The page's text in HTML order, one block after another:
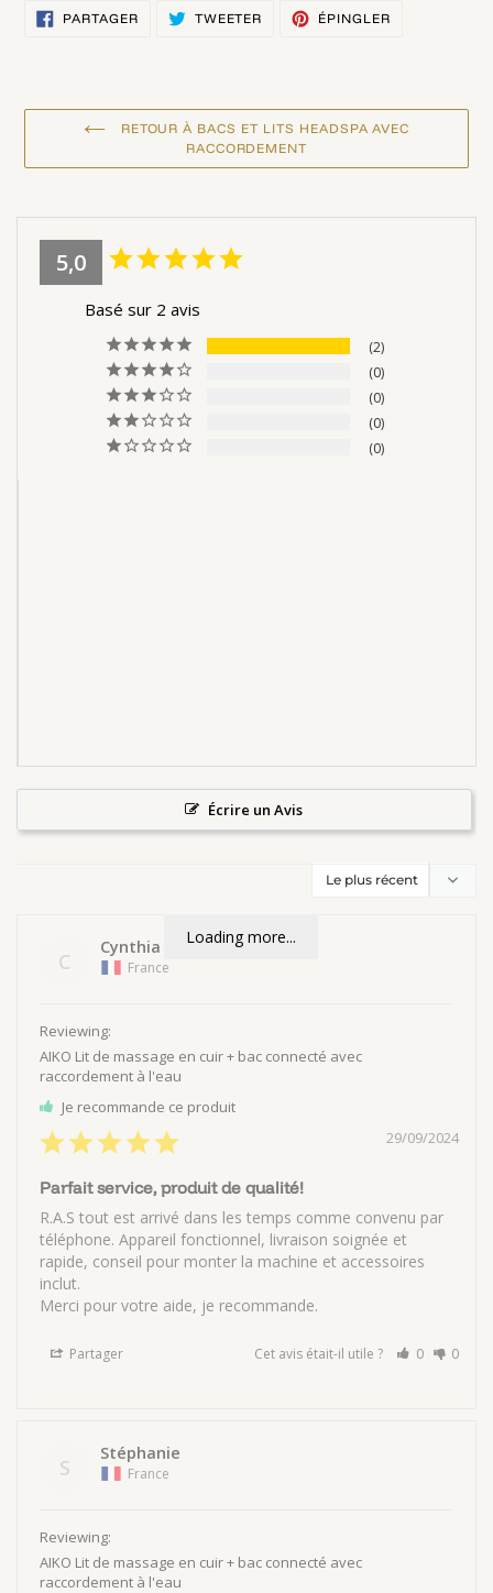
PARTAGERPARTAGER
SUR
TWEETER TWEETERÉPINGLER
RETOUR À BACS ET LITS HEADSPA AVEC
RACCORDEMENT
5,0
Basé sur 2 avis
2
0
0
0
0
Écrire un Avis
Loading more...
C
Cynthia
France
AIKO Lit de massage en cuir + bac connecté avec
raccordement à l'eau
Je recommande ce produit
29/09/2024
Parfait service, produit de qualité!
R.A.S tout est arrivé dans les temps comme convenu par
téléphone. Appareil fonctionnel, livraison soignée et
rapide, conseil pour monter la machine et accessoires
inclut.
Partager Cet avis était-il utile ? 0 0
S
Stéphanie
France
AIKO Lit de massage en cuir + bac connecté avec
raccordement à l'eau